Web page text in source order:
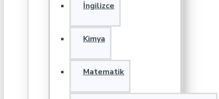
İngilizce
Kimya
Matematik